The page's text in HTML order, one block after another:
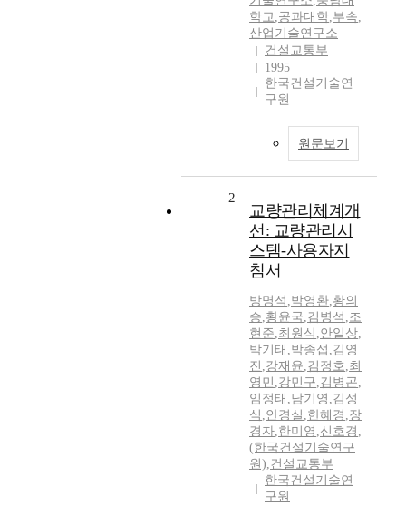
학교,공과대학,부속,
산업기술연구소
건설교통부
1995
한국건설기술연
구원
원문보기
2
교량관리체계개
선: 교량관리시
스템-사용자지
침서
방명석 ,박영환,황의
승,황윤국,김병석 ,조
현준,최원식 ,안일상,
박기태 ,박종섭 ,김영
진 ,강재윤,김정호,최
영민 ,강민구,김병곤,
임정태 ,남기영 ,김성
식 ,안경실 ,한혜경 ,장
경자,한미영 ,신호경 ,
(한국건설기술연구
원),건설교통부
한국건설기술연
구원